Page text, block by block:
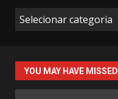
Jornada
Pública
YOU MAY HAVE MISSED